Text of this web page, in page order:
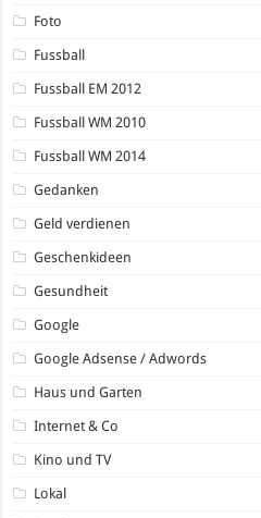
Foto
Fussball
Fussball EM 2012
Fussball WM 2010
Fussball WM 2014
Gedanken
Geld verdienen
Geschenkideen
Gesundheit
Google
Google Adsense / Adwords
Haus und Garten
Internet & Co
Kino und TV
Lokal